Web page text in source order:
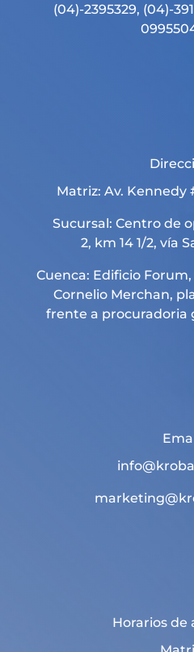
(04)-2395329, (04)-
Matriz: Av. Kennedy
Sucursal: Centro de
2, km 14 1/2, vía
Cuenca: Edificio Forum,
Cornelio Merchan,
frente a procuradoria
Horarios de